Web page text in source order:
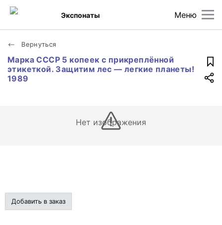
Меню
Экспонаты
Вернуться
Марка СССР 5 копеек с прикреплённой
этикеткой. Защитим лес — легкие планеты!
1989
Нет изображения
Добавить в заказ